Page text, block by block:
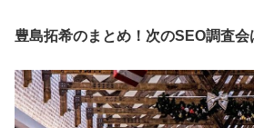
豊島拓希のまとめ！次のSEO調査会